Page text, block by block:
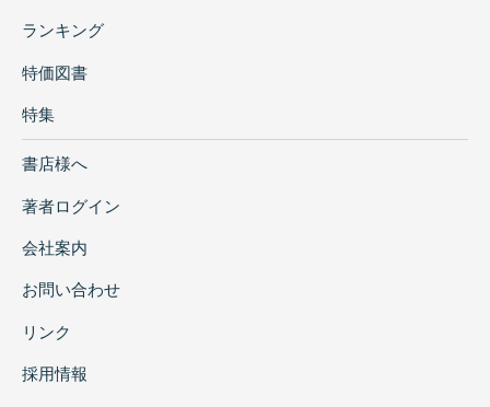
ランキング
特価図書
特集
書店様へ
著者ログイン
会社案内
お問い合わせ
リンク
採用情報